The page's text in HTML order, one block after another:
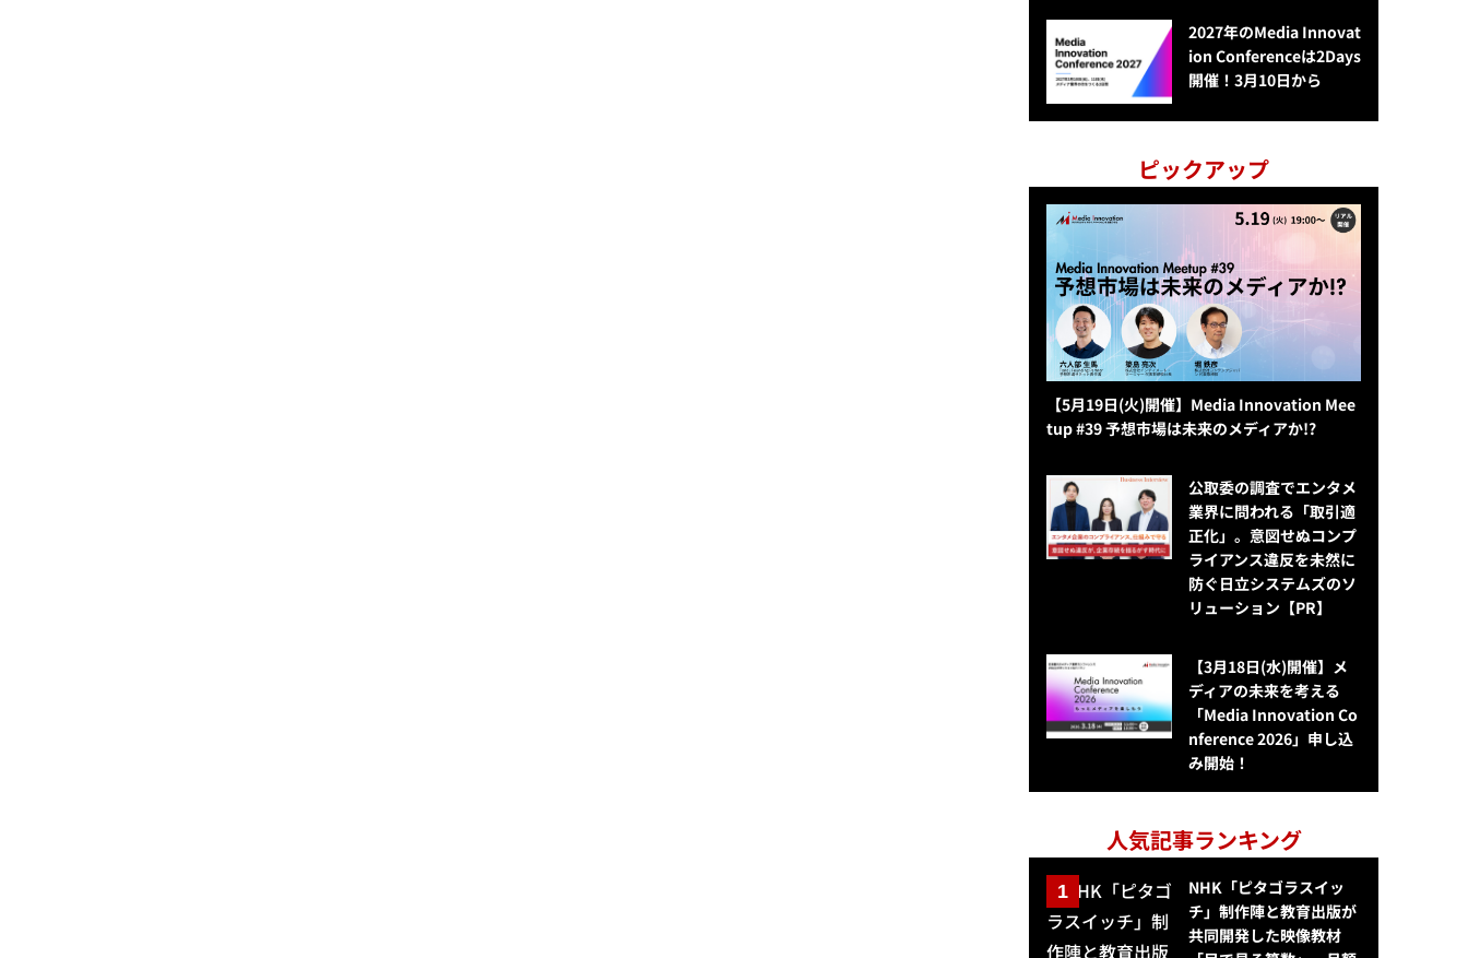
2027年のMedia Innovat
ion Conferenceは2Days
開催！3月10日から
ピックアップ
【5月19日(火)開催】Media Innovation Mee
tup #39 予想市場は未来のメディアか!?
公​​取委の調査でエンタメ
業界に問われる「取引適
正化」。意図せぬコンプ
ライアンス違反を未然に
防ぐ日立システムズのソ
リューション​【PR】
【3月18日(水)開催】メ
ディアの未来を考える
「Media Innovation Co
nference 2026」申し込
み開始！
人気記事ランキング
NHK「ピタゴラスイッ
チ」制作陣と教育出版が
共同開発した映像教材